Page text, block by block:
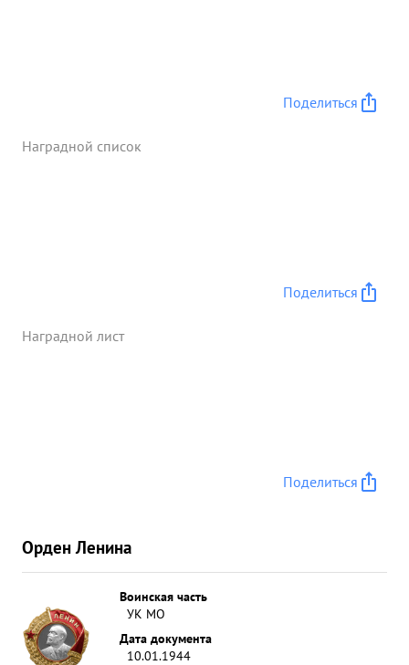
трудные минуты боях показывает пример всему
Поделиться
Наградной список
Поделиться
Наградной лист
Поделиться
Орден Ленина
Воинская часть
УК МО
Дата документа
10.01.1944